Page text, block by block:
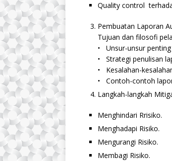
Quality control
Pembuatan Laporan
Tujuan dan filosofi
• Unsur-unsur
• Strategi penulisan
• Kesalahan-
• Contoh-contoh
Langkah-langkah
Menghindari Rrisiko.
Menghadapi Risiko.
Mengurangi Risiko.
Membagi Risiko.